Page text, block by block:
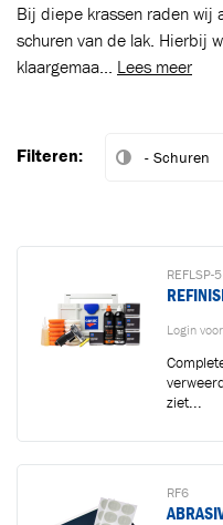
Bij diepe krassen raden wij
schuren van de lak. Hierbij
klaargemaa... Lees meer
Filteren:
REFLSP-5
Login
ziet...
RF6